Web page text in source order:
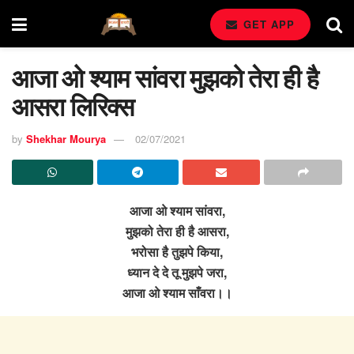
GET APP
आजा ओ श्याम सांवरा मुझको तेरा ही है
आसरा लिरिक्स
by Shekhar Mourya 02/07/2021
आजा ओ श्याम सांवरा,
मुझको तेरा ही है आसरा,
भरोसा है तुझपे किया,
ध्यान दे दे तू मुझपे जरा,
आजा ओ श्याम साँवरा।।